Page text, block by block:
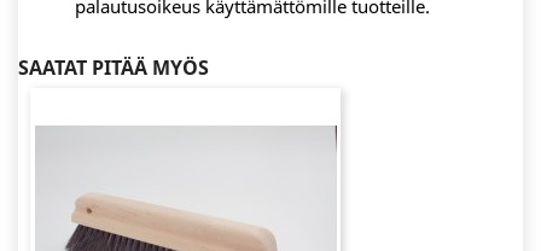
palautusoikeus käyttämättömille tuotteille.
SAATAT PITÄÄ MYÖS